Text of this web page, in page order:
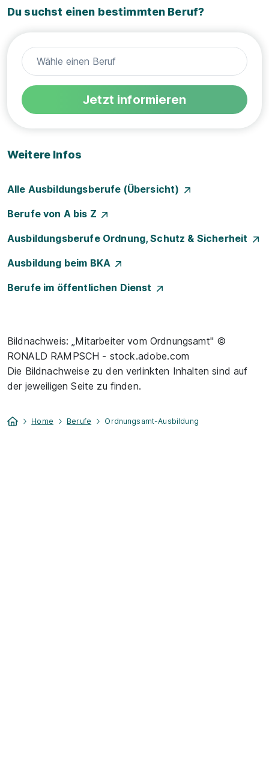
Du suchst einen bestimmten Beruf?
Jetzt informieren
Weitere Infos
Alle Ausbildungsberufe (Übersicht)
Berufe von A bis Z
Ausbildungsberufe Ordnung, Schutz & Sicherheit
Ausbildung beim BKA
Berufe im öffentlichen Dienst
Bildnachweis: „Mitarbeiter vom Ordnungsamt" ©
RONALD RAMPSCH - stock.adobe.com
Die Bildnachweise zu den verlinkten Inhalten sind auf
der jeweiligen Seite zu finden.
Home Berufe Ordnungsamt-Ausbildung